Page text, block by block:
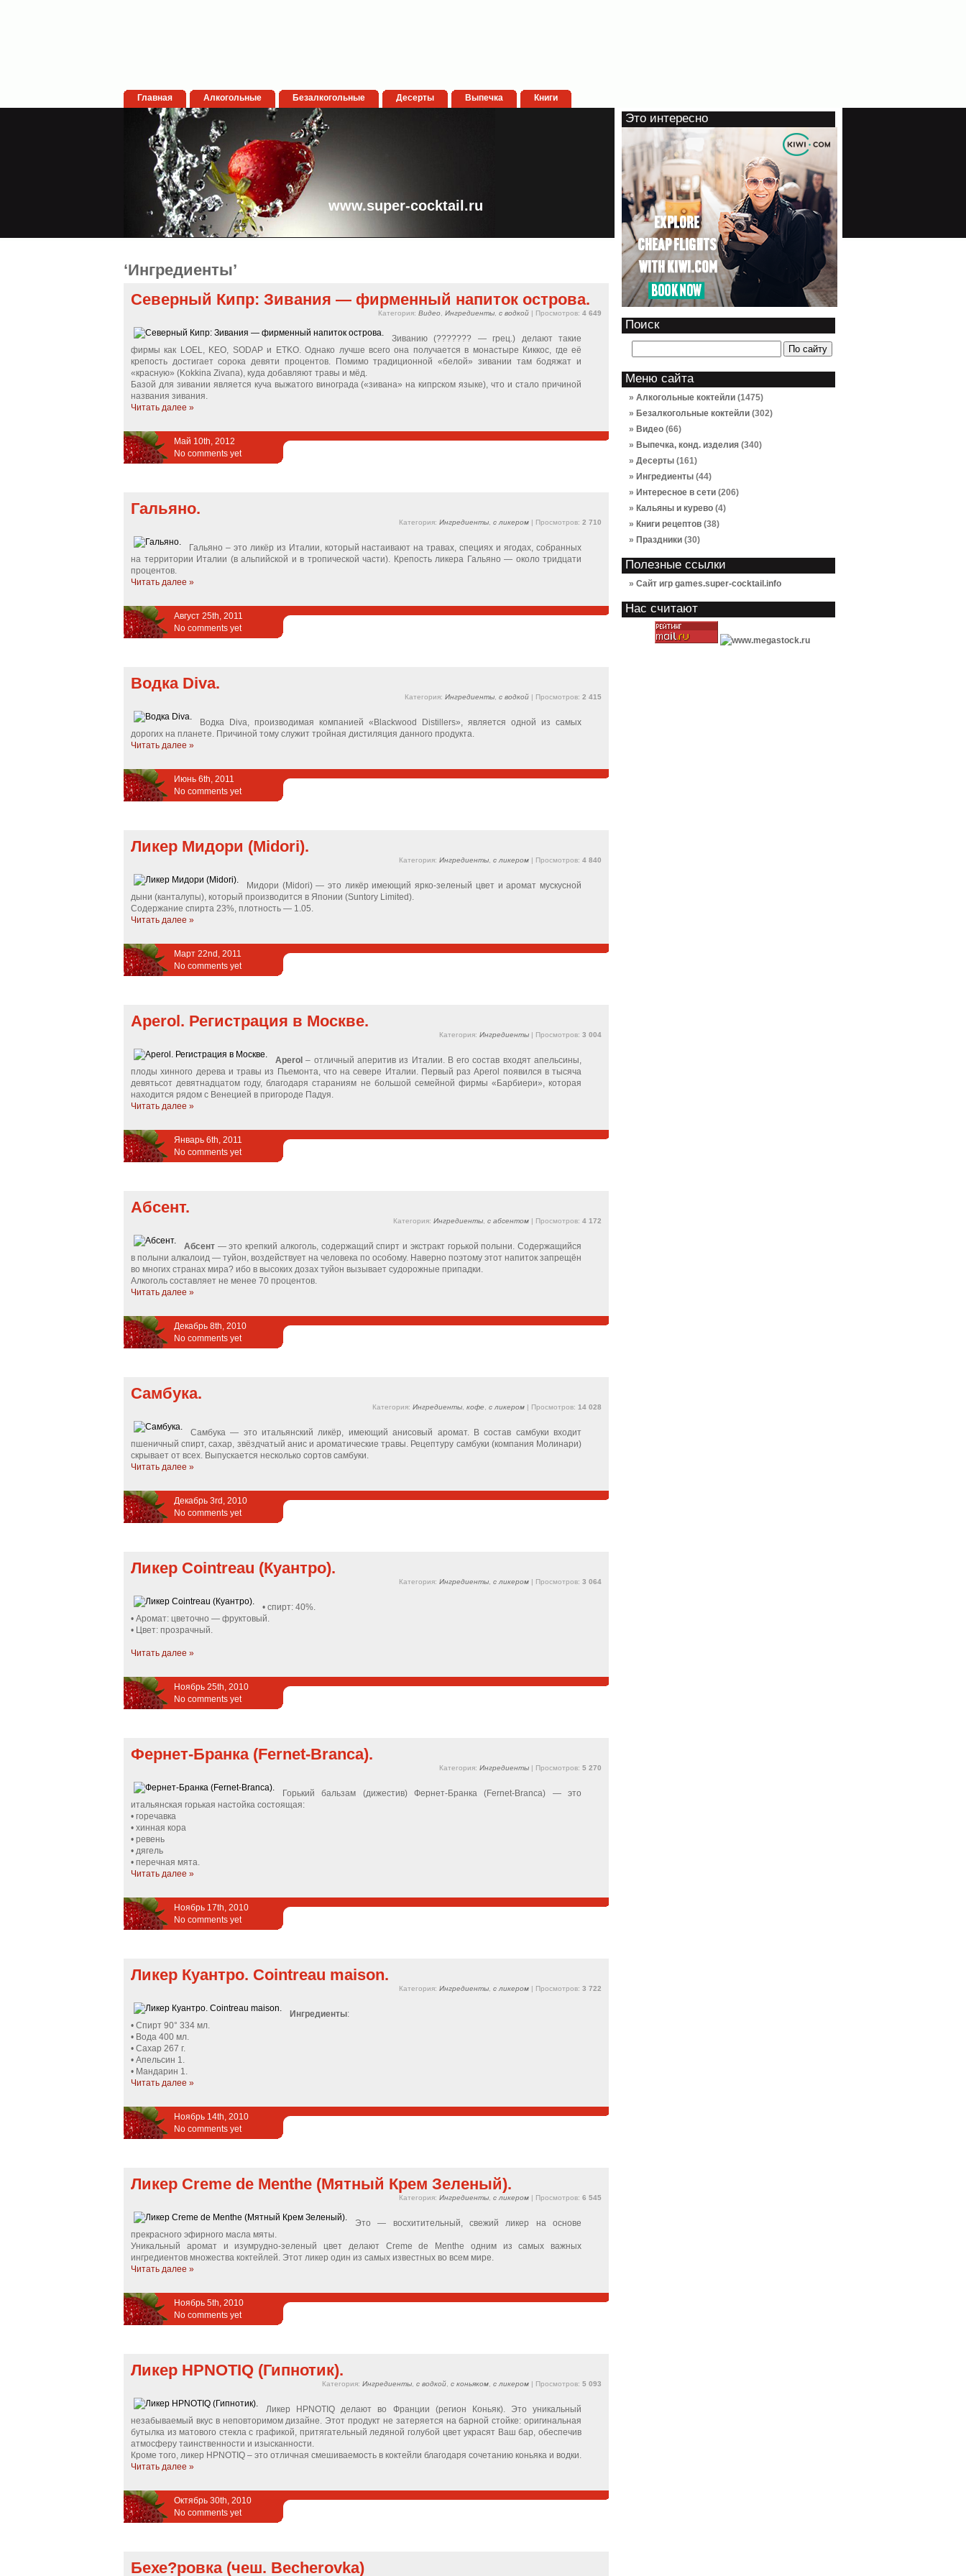
Главная Алкогольные Безалкогольные Десерты Выпечка Книги
www.super-cocktail.ru
‘Ингредиенты’
Северный Кипр: Зивания — фирменный напиток острова.
Категория: Видео Ингредиенты с водкой | Просмотров: 4 649
Зиванию (??????? — грец.) делают такие
фирмы как LOEL, KEO, SODAР и ETKO. Однако лучше всего она получается в монастыре Киккос, где её
крепость достигает сорока девяти процентов. Помимо традиционной «белой» зивании там бодяжат и
«красную» (Kokkina Zivana), куда добавляют травы и мёд.
Базой для зивании является куча выжатого винограда («зивана» на кипрском языке), что и стало причиной
названия зивания.
Читать далее »
Май 10th, 2012
No comments yet
Гальяно.
Категория: Ингредиенты с ликером | Просмотров: 2 710
Гальяно – это ликёр из Италии, который настаивают на травах, специях и ягодах, собранных
на территории Италии (в альпийской и в тропической части). Крепость ликера Гальяно — около тридцати
процентов.
Читать далее »
Август 25th, 2011
No comments yet
Водка Diva.
Категория: Ингредиенты с водкой | Просмотров: 2 415
Водка Diva, производимая компанией «Blackwood Distillers», является одной из самых
дорогих на планете. Причиной тому служит тройная дистиляция данного продукта.
Читать далее »
Июнь 6th, 2011
No comments yet
Ликер Мидори (Midori).
Категория: Ингредиенты с ликером | Просмотров: 4 840
Мидори (Midori) — это ликёр имеющий ярко-зеленый цвет и аромат мускусной
дыни (канталупы), который производится в Японии (Suntory Limited).
Содержание спирта 23%, плотность — 1.05.
Читать далее »
Март 22nd, 2011
No comments yet
Aperol. Регистрация в Москве.
Категория: Ингредиенты | Просмотров: 3 004
Aperol – отличный аперитив из Италии. В его состав входят апельсины,
плоды хинного дерева и травы из Пьемонта, что на севере Италии. Первый раз Aperol появился в тысяча
девятьсот девятнадцатом году, благодаря стараниям не большой семейной фирмы «Барбиери», которая
находится рядом с Венецией в пригороде Падуя.
Читать далее »
Январь 6th, 2011
No comments yet
Абсент.
Категория: Ингредиенты с абсентом | Просмотров: 4 172
Абсент — это крепкий алкоголь, содержащий спирт и экстракт горькой полыни. Содержащийся
в полыни алкалоид — туйон, воздействует на человека по особому. Наверно поэтому этот напиток запрещён
во многих странах мира? ибо в высоких дозах туйон вызывает судорожные припадки.
Алкоголь составляет не менее 70 процентов.
Читать далее »
Декабрь 8th, 2010
No comments yet
Самбука.
Категория: Ингредиенты кофе с ликером | Просмотров: 14 028
Самбука — это итальянский ликёр, имеющий анисовый аромат. В состав самбуки входит
пшеничный спирт, сахар, звёздчатый анис и ароматические травы. Рецептуру самбуки (компания Молинари)
скрывает от всех. Выпускается несколько сортов самбуки.
Читать далее »
Декабрь 3rd, 2010
No comments yet
Ликер Cointreau (Куантро).
Категория: Ингредиенты с ликером | Просмотров: 3 064
• спирт: 40%.
• Аромат: цветочно — фруктовый.
• Цвет: прозрачный.
Читать далее »
Ноябрь 25th, 2010
No comments yet
Фернет-Бранка (Fernet-Branca).
Категория: Ингредиенты | Просмотров: 5 270
Горький бальзам (дижестив) Фернет-Бранка (Fernet-Branca) — это
итальянская горькая настойка состоящая:
• горечавка
• хинная кора
• ревень
• дягель
• перечная мята.
Читать далее »
Ноябрь 17th, 2010
No comments yet
Ликер Куантро. Cointreau maison.
Категория: Ингредиенты с ликером | Просмотров: 3 722
Ингредиенты:
• Спирт 90° 334 мл.
• Вода 400 мл.
• Сахар 267 г.
• Апельсин 1.
• Мандарин 1.
Читать далее »
Ноябрь 14th, 2010
No comments yet
Ликер Creme de Menthe (Мятный Крем Зеленый).
Категория: Ингредиенты с ликером | Просмотров: 6 545
Это — восхитительный, свежий ликер на основе
прекрасного эфирного масла мяты.
Уникальный аромат и изумрудно-зеленый цвет делают Creme de Menthe одним из самых важных
ингредиентов множества коктейлей. Этот ликер один из самых известных во всем мире.
Читать далее »
Ноябрь 5th, 2010
No comments yet
Ликер HPNOTIQ (Гипнотик).
Категория: Ингредиенты с водкой с коньяком с ликером | Просмотров: 5 093
Ликер HPNOTIQ делают во Франции (регион Коньяк). Это уникальный
незабываемый вкус в неповторимом дизайне. Этот продукт не затеряется на барной стойке: оригинальная
бутылка из матового стекла с графикой, притягательный ледяной голубой цвет украсят Ваш бар, обеспечив
атмосферу таинственности и изысканности.
Кроме того, ликер HPNOTIQ – это отличная смешиваемость в коктейли благодаря сочетанию коньяка и водки.
Читать далее »
Октябрь 30th, 2010
No comments yet
Бехе?ровка (чеш. Becherovka)
Это интересно
Поиск
Меню сайта
Алкогольные коктейли (1475)
Безалкогольные коктейли (302)
Видео (66)
Выпечка, конд. изделия (340)
Десерты (161)
Ингредиенты (44)
Интересное в сети (206)
Кальяны и курево (4)
Книги рецептов (38)
Праздники (30)
Полезные ссылки
Сайт игр games.super-cocktail.info
Нас считают